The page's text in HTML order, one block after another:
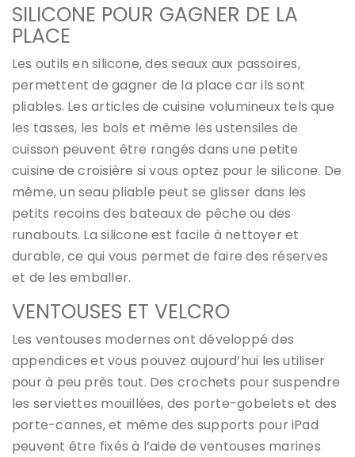
SILICONE POUR GAGNER DE LA
PLACE
Les outils en silicone, des seaux aux passoires,
permettent de gagner de la place car ils sont
pliables. Les articles de cuisine volumineux tels que
les tasses, les bols et même les ustensiles de
cuisson peuvent être rangés dans une petite
cuisine de croisière si vous optez pour le silicone. De
même, un seau pliable peut se glisser dans les
petits recoins des bateaux de pêche ou des
runabouts. La silicone est facile à nettoyer et
durable, ce qui vous permet de faire des réserves
et de les emballer.
VENTOUSES ET VELCRO
Les ventouses modernes ont développé des
appendices et vous pouvez aujourd’hui les utiliser
pour à peu près tout. Des crochets pour suspendre
les serviettes mouillées, des porte-gobelets et des
porte-cannes, et même des supports pour iPad
peuvent être fixés à l’aide de ventouses marines